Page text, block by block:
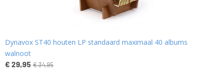
Dynavox ST40 houten LP standaard maximaal 40 albums
walnoot
€ 29,95 € 34,95